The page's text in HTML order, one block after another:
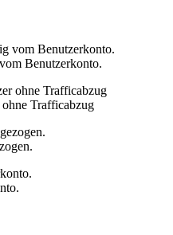
Benutzerkonto.
Trafficabzug